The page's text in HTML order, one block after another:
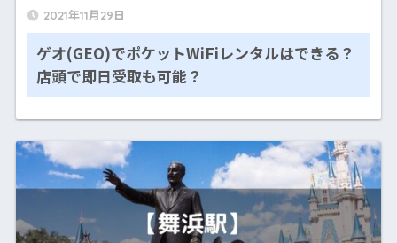
2021年11月29日
ゲオ(GEO)でポケットWiFiレンタルはできる？
店頭で即日受取も可能？